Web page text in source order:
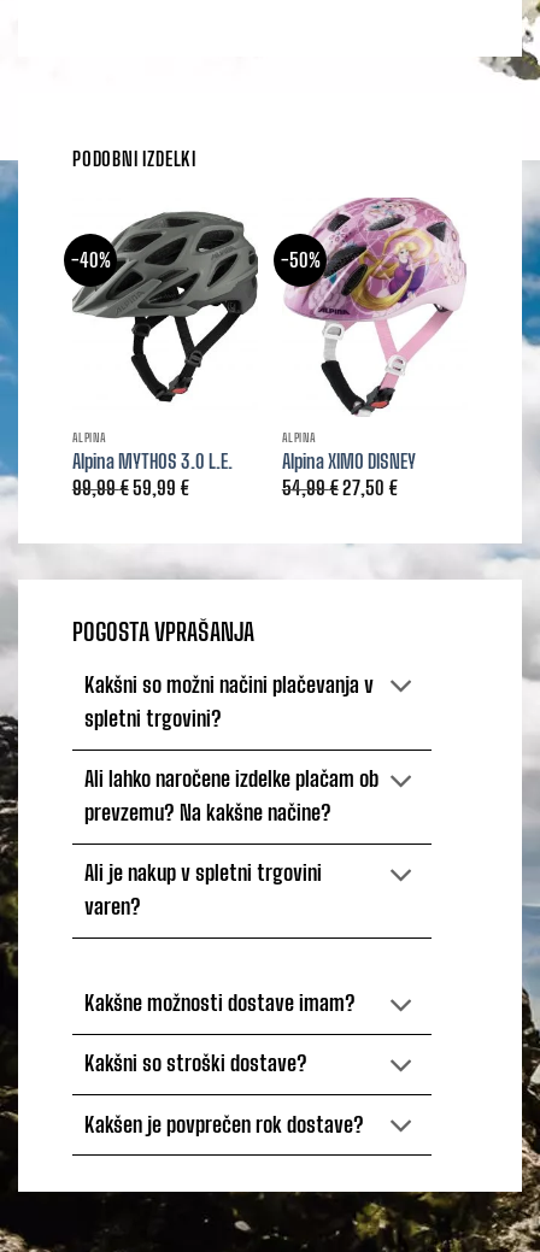
PODOBNI IZDELKI
-40%
ALPINA
Alpina MYTHOS 3.0 L.E.
99,99€Izvirna
cena
99,99 €.
59,99 €Trenutna
-50%
ALPINA
Alpina XIMO DISNEY
54,99€Izvirna
cena
bila:
27,50 €Trenutna
27,50 €.
POGOSTA VPRAŠANJA
Kakšni so možni načini plačevanja v
spletni trgovini?
Ali lahko naročene izdelke plačam ob
prevzemu? Na kakšne načine?
Ali je nakup v spletni trgovini
varen?
Kakšne možnosti dostave imam?
Kakšni so stroški dostave?
Kakšen je povprečen rok dostave?